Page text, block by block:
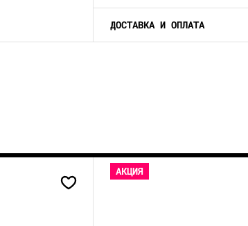
ДОСТАВКА И ОПЛАТА
АКЦИЯ